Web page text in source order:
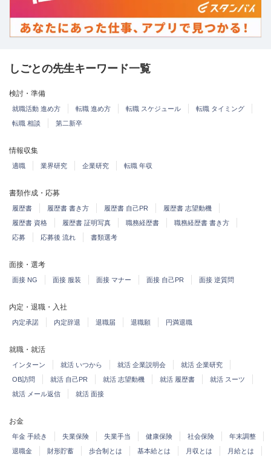
しごとの先生キーワード一覧
検討・準備
就職活動 進め方 転職 進め方 転職 スケジュール
転職 タイミング
転職 相談
第二新卒
情報収集
適職 業界研究 企業研究 転職 年収
書類作成・応募
履歴書 履歴書 書き方 履歴書 自己PR
履歴書 志望動機
履歴書 資格
履歴書 証明写真 職務経歴書
職務経歴書 書き方
応募
応募後 流れ 書類選考
面接・選考
面接 NG 面接 服装 面接 マナー 面接 自己PR 面接 逆質問
内定・退職・入社
内定承諾 内定辞退 退職届 退職願 円満退職
就職・就活
インターン 就活 いつから 就活 企業説明会
就活 企業研究
OB訪問
就活 自己PR 就活 志望動機 就活 履歴書
就活 スーツ
就活 メール返信
就活 面接
お金
年金 手続き 失業保険 失業手当 健康保険 社会保険
年末調整
退職金
財形貯蓄 歩合制とは 基本給とは 月収とは
月給とは